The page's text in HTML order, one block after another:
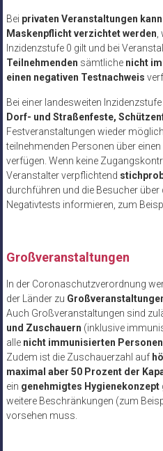
Bei privaten Veranstaltungen
Maskenpflicht verzichtet werden
Inzidenzstufe 0 gilt und bei
Teilnehmenden sämtliche nicht
einen negativen Testnachweis
Bei einer landesweiten
Dorf- und Straßenfeste,
Festveranstaltungen wieder
teilnehmenden Personen über einen
verfügen. Wenn keine
Veranstalter verpflichtend
durchführen und die Besucher über
Negativtests informieren, zum
Großveranstaltungen
In der Coronaschutzverordnung
der Länder zu
Auch Großveranstaltungen sind
und Zuschauern (inklusive
alle nicht immunisierten
Zudem ist die Zuschauerzahl auf
maximal aber 50 Prozent der
ein genehmigtes Hygienekonzept
weitere Beschränkungen (zum
vorsehen muss.